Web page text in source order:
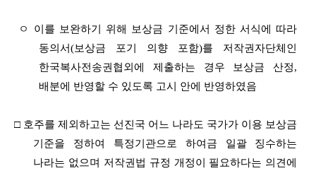
ㅇ 이를 보완하기 위해 보상금 기준에서 정한 서 식에 따라
동의서(보상금 포기 의향 포함)를 저작권자단체인
한국복사전송권 협외에 제출하는 경우 보상금 산정,
배분에 반영할 수 있도록 고시 안에 반영하였음
□ 호주를 제외하고는 선진국 어느 나라도 국가가 이용 보상금
기준을 정하여 특정기관으로 하여금 일괄 징수하는
나라는 없으며 저작권법 규정 개정이 필요하다는 의견에